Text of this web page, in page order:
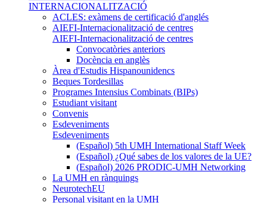
INTERNACIONALITZACIÓ
ACLES: exàmens de certificació d'anglés
AIEFI-Internacionalització de centres
AIEFI-Internacionalització de centres
Convocatòries anteriors
Docència en anglès
Àrea d'Estudis Hispanounidencs
Beques Tordesillas
Programes Intensius Combinats (BIPs)
Estudiant visitant
Convenis
Esdeveniments
Esdeveniments
(Español) 5th UMH International Staff Week
(Español) ¿Qué sabes de los valores de la UE?
(Español) 2026 PRODIC-UMH Networking
La UMH en rànquings
NeurotechEU
Personal visitant en la UMH